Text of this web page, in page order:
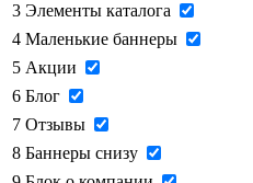
3 Элементы каталога
4 Маленькие баннеры
5 Акции
6 Блог
7 Отзывы
8 Баннеры снизу